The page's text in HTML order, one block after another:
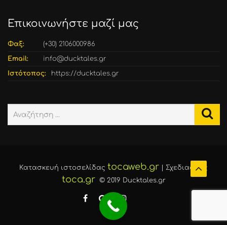
Επικοινωνήστε μαζί μας
Φαξ: (+30) 2106000986
Email: info@ducktales.gr
Ιστότοπος: https://ducktales.gr
Κατασκευή ιστοσελίδας tocaweb.gr | Σχεδιασμός
toca.gr© 2019 Ducktales.gr